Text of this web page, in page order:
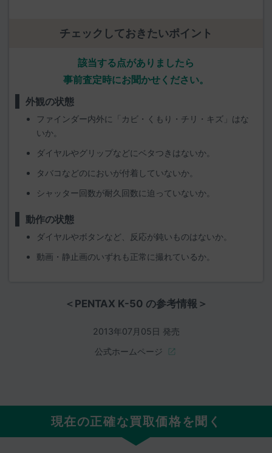
チェックしておきたいポイント
該当する点がありましたら
事前査定時にお聞かせください。
外観の状態
ファインダー内外に「カビ・くもり・チリ・キズ」はな
いか。
ダイヤルやグリップなどにベタつきはないか。
タバコなどのにおいが付着していないか。
シャッター回数が耐久回数に迫っていないか。
動作の状態
ダイヤルやボタンなど、反応が鈍いものはないか。
動画・静止画のいずれも正常に撮れているか。
＜PENTAX K-50 の参考情報＞
2013年07月05日 発売
公式ホームページ
現在の正確な買取価格を聞く